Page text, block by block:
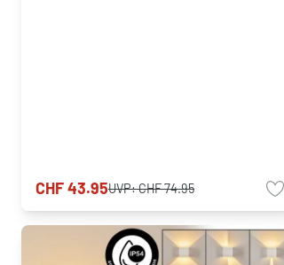
CHF 43.95UVP:CHF 74.95